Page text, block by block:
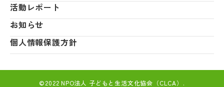
活動レポート
お知らせ
個人情報保護方針
©2022 NPO法人 子どもと生活文化協会（CLCA）.